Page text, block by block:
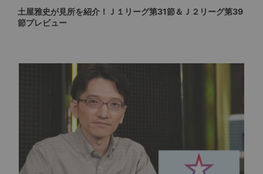
土屋雅史が見所を紹介！Ｊ１リーグ第31節＆Ｊ２リーグ第39
節プレビュー